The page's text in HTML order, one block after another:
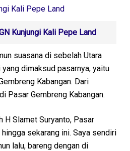
Kali Pepe Land
Kunjungi Kali Pepe Land
suasana di sebelah Utara
dimaksud pasarnya, yaitu
Kabangan. Dari
Pasar Gembreng Kabangan.
H Slamet Suryanto, Pasar
sekarang ini. Saya sendiri
lalu, bareng dengan di